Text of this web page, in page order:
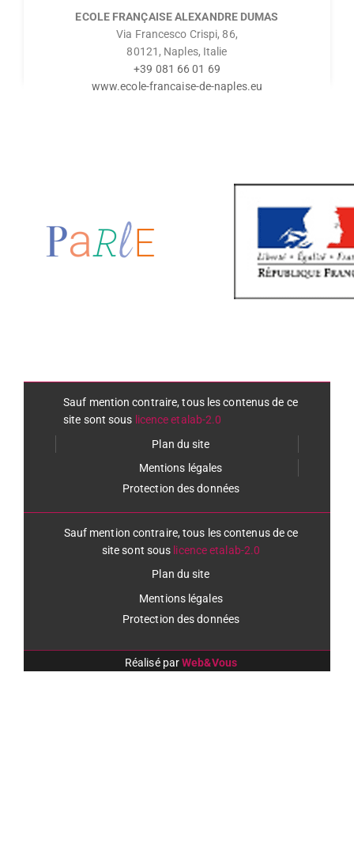
ECOLE FRANÇAISE ALEXANDRE DUMAS
Via Francesco Crispi, 86,
80121, Naples, Italie
+39 081 66 01 69
www.ecole-francaise-de-naples.eu
Sauf mention contraire, tous les contenus de ce
site sont sous licence etalab-2.0
Plan du site
Mentions légales
Protection des données
Sauf mention contraire, tous les contenus de ce
site sont sous licence etalab-2.0
Plan du site
Mentions légales
Protection des données
Réalisé parWeb&Vous